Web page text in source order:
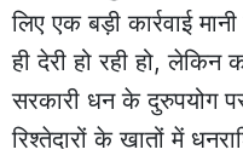
लिए एक बड़ी कार्रवाई
ही देरी हो रही हो, लेकिन
सरकारी धन के दुरुपयोग
रिश्तेदारों के खातों में